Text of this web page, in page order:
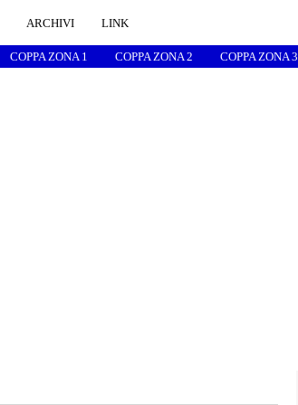
ARCHIVI LINK
COPPA ZONA 1 COPPA ZONA 2 COPPA ZONA 3